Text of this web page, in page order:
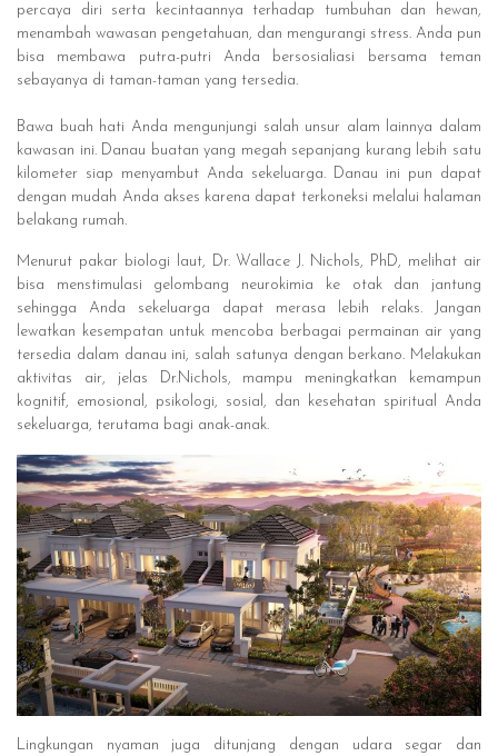
percaya diri serta kecintaannya terhadap tumbuhan dan hewan,
menambah wawasan pengetahuan, dan mengurangi stress. Anda pun
bisa membawa putra-putri Anda bersosialiasi bersama teman
sebayanya di taman-taman yang tersedia.
Bawa buah hati Anda mengunjungi salah unsur alam lainnya dalam
kawasan ini. Danau buatan yang megah sepanjang kurang lebih satu
kilometer siap menyambut Anda sekeluarga. Danau ini pun dapat
dengan mudah Anda akses karena dapat terkoneksi melalui halaman
belakang rumah.
Menurut pakar biologi laut, Dr. Wallace J. Nichols, PhD, melihat air
bisa menstimulasi gelombang neurokimia ke otak dan jantung
sehingga Anda sekeluarga dapat merasa lebih relaks. Jangan
lewatkan kesempatan untuk mencoba berbagai permainan air yang
tersedia dalam danau ini, salah satunya dengan berkano. Melakukan
aktivitas air, jelas Dr.Nichols, mampu meningkatkan kemampun
kognitif, emosional, psikologi, sosial, dan kesehatan spiritual Anda
sekeluarga, terutama bagi anak-anak.
Lingkungan nyaman juga ditunjang dengan udara segar dan